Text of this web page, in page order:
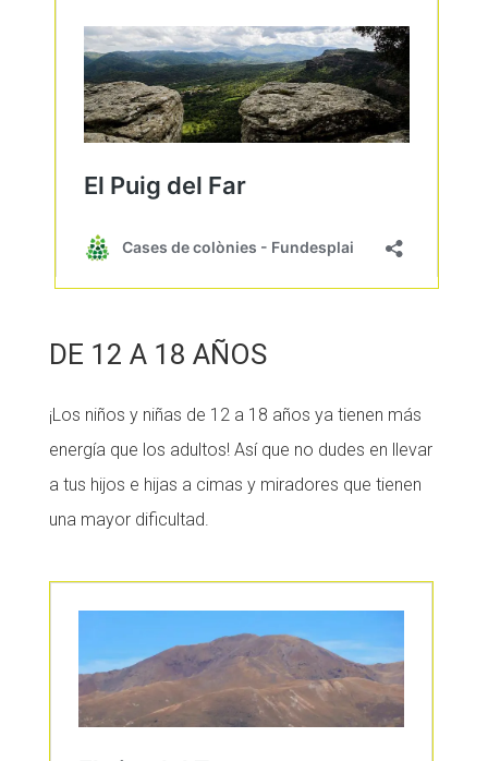
DE 12 A 18 AÑOS
¡Los niños y niñas de 12 a 18 años ya tienen más
energía que los adultos! Así que no dudes en llevar
a tus hijos e hijas a cimas y miradores que tienen
una mayor dificultad.